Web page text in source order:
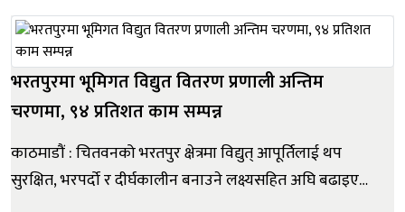
नसकेको उक्त सबस्टेसन सञ्चालनमा आएपछि उत्तरी गोरखाको
विद्युत् आपूर्ति प...
भरतपुरमा भूमिगत विद्युत वितरण प्रणाली अन्तिम
चरणमा, ९४ प्रतिशत काम सम्पन्न
काठमाडौं : चितवनको भरतपुर क्षेत्रमा विद्युत् आपूर्तिलाई थप
सुरक्षित, भरपर्दो र दीर्घकालीन बनाउने लक्ष्यसहित अघि बढाइएका